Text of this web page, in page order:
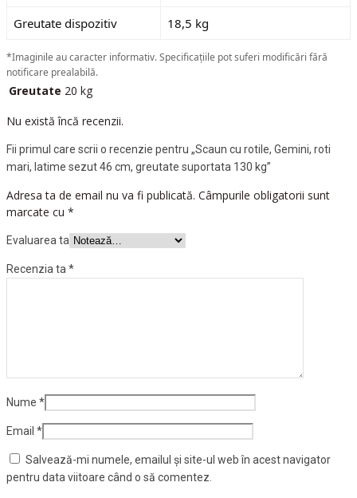
Greutate dispozitiv 18,5 kg
*Imaginile au caracter informativ. Specificațiile pot suferi modificări fără
notificare prealabilă.
Greutate 20 kg
Nu există încă recenzii.
Fii primul care scrii o recenzie pentru „Scaun cu rotile, Gemini, roti
mari, latime sezut 46 cm, greutate suportata 130 kg”
Adresa ta de email nu va fi publicată. Câmpurile obligatorii sunt
marcate cu *
Evaluarea ta
Recenzia ta*
Nume *
Email *
Salvează-mi numele, emailul și site-ul web în acest navigator
pentru data viitoare când o să comentez.